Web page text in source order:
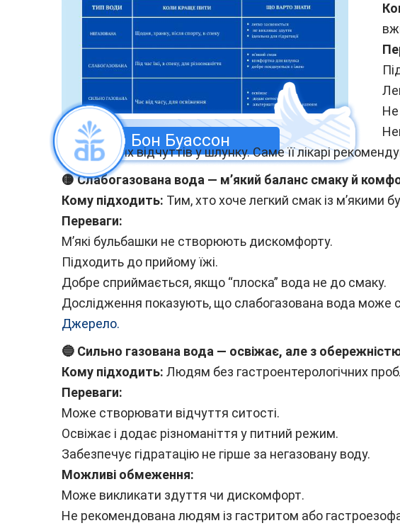
Бон Буассон
Не
неприємних відчуттів у шлунку. Саме її лікарі
🟡 Слабогазована вода — м’який баланс смаку й
Кому підходить: Тим, хто хоче легкий смак із м’якими
Переваги:
М’які бульбашки не створюють дискомфорту.
Підходить до прийому їжі.
Добре сприймається, якщо “плоска” вода не до смаку.
Дослідження показують, що слабогазована вода може
Джерело.
🔵 Сильно газована вода — освіжає, але з
Кому підходить: Людям без гастроентерологічних
Переваги:
Може створювати відчуття ситості.
Освіжає і додає різноманіття у питний режим.
Забезпечує гідратацію не гірше за негазовану воду.
Можливі обмеження:
Може викликати здуття чи дискомфорт.
Не рекомендована людям із гастритом або